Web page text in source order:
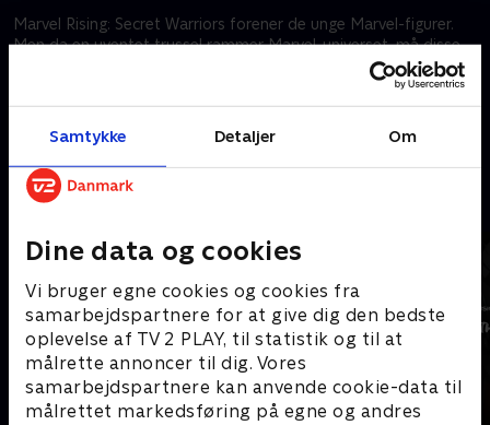
Samtykke Detaljer Om
Dine data og cookies
Vi bruger egne cookies og cookies fra
samarbejdspartnere for at give dig den bedste
oplevelse af TV 2 PLAY, til statistik og til at
målrette annoncer til dig. Vores
samarbejdspartnere kan anvende cookie-data til
målrettet markedsføring på egne og andres
Marvel Rising: Secret Warriors forener de unge Marvel-figurer.
Men da en uventet trussel rammer Marvel-universet, må disse
utrænede teenagere møde udfordringen sammen.
Kræver tilkøb
Mere indhold fra Disney+